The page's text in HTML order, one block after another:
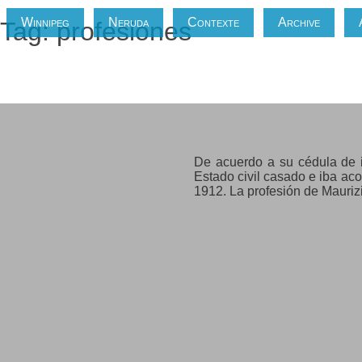
Winnipeg Neruda Contexte Archive
Tag: profesiones
De acuerdo a su cédula
Estado civil casado e iba
1912. La profesión de